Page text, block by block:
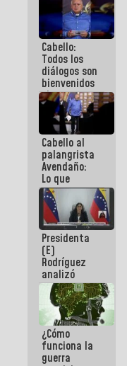
adaptarse
al plan de
ahorro
energético
Cabello:
Todos los
diálogos son
bienvenidos
siempre que
estén en el
marco de la
Constitución
de la
República
Cabello al
palangrista
Avendaño:
Lo que
vayas a
escribir
hazlo hoy
por que no
sabemos si
la semana
que viene
hay
programa
Presidenta
(E)
Rodríguez
analizó
junto a
gobernadores
planes de
recuperación
del Sistema
Eléctrico
Nacional
¿Cómo
funciona la
guerra